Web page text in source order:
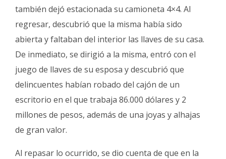
también dejó estacionada su camioneta 4×4. Al
regresar, descubrió que la misma había sido
abierta y faltaban del interior las llaves de su casa.
De inmediato, se dirigió a la misma, entró con el
juego de llaves de su esposa y descubrió que
delincuentes habían robado del cajón de un
escritorio en el que trabaja 86.000 dólares y 2
millones de pesos, además de una joyas y alhajas
de gran valor.
Al repasar lo ocurrido, se dio cuenta de que en la